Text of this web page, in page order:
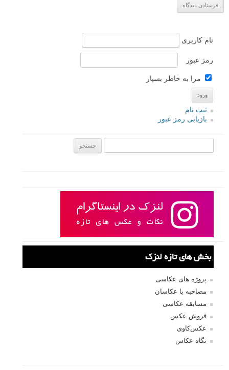
نام کاربری
رمز عبور
مرا به خاطر بسپار
ثبت نام
بازیابی رمز عبور
بخش های تازه لنزک
پروژه های عکاسی
مصاحبه با عکاسان
مسابقه عکاسی
فروش عکس
عکس‌کاوی
نگاه عکاس